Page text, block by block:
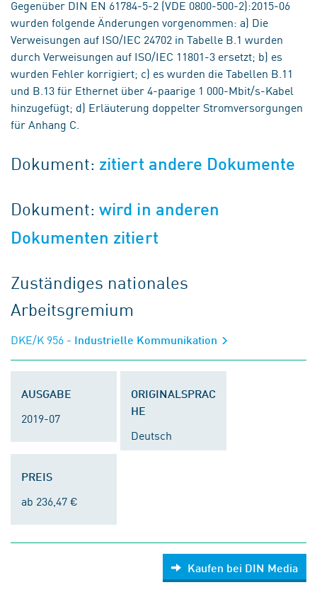
Gegenüber DIN EN 61784-5-2 (VDE 0800-500-2):2015-06
wurden folgende Änderungen vorgenommen: a) Die
Verweisungen auf ISO/IEC 24702 in Tabelle B.1 wurden
durch Verweisungen auf ISO/IEC 11801-3 ersetzt; b) es
wurden Fehler korrigiert; c) es wurden die Tabellen B.11
und B.13 für Ethernet über 4-paarige 1 000-Mbit/s-Kabel
hinzugefügt; d) Erläuterung doppelter Stromversorgungen
für Anhang C.
Dokument: zitiert andere Dokumente
Dokument:wird in anderen
Dokumenten zitiert
Zuständiges nationales
Arbeitsgremium
DKE/K 956 - Industrielle Kommunikation
AUSGABE
2019-07
ORIGINALSPRAC
HE
Deutsch
PREIS
ab 236,47 €
Kaufen bei DIN Media